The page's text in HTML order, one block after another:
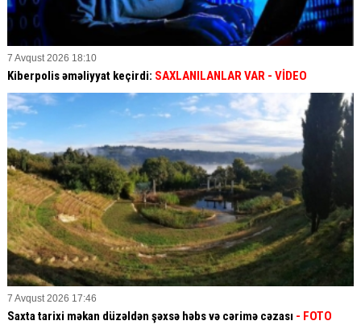
7 Avqust 2026 18:10
Kiberpolis əməliyyat keçirdi: SAXLANILANLAR VAR - VİDEO
7 Avqust 2026 17:46
Saxta tarixi məkan düzəldən şəxsə həbs və cərimə cəzası - FOTO